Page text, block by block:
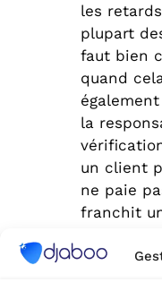
les
plupart
faut bien
quand
la
un client
ne paie
franchit
face.